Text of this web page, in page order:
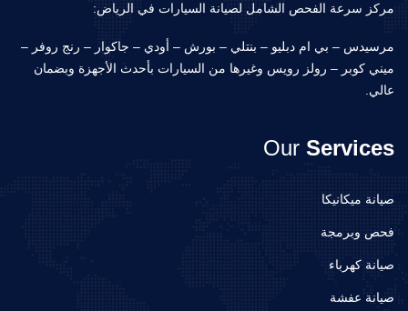
مركز سرعة الفحص الشامل لصيانة السيارات في الرياض:
مرسيدس – بي ام دبليو – بنتلي – بورش – أودي – جاكوار – رنج روفر –
ميني كوبر – رولز رويس وغيرها من السيارات بأحدث الأجهزة وبضمان
عالي.
Our Services
صيانة ميكانيكا
فحص وبرمجة
صيانة كهرباء
صيانة عفشة